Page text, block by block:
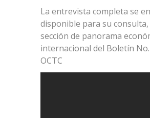
La entrevista completa se
disponible para su consulta,
sección de panorama
internacional del Boletín
OCTC